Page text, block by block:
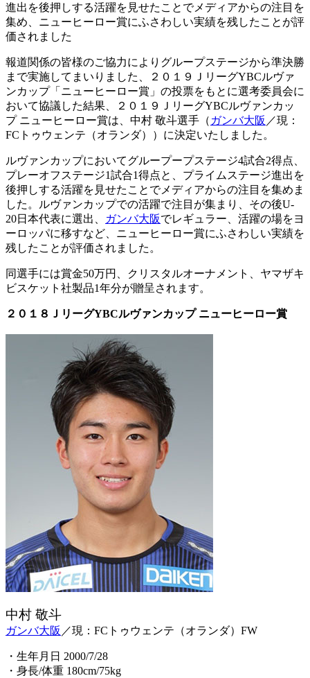
進出を後押しする活躍を見せたことでメディアからの注目を
集め、ニューヒーロー賞にふさわしい実績を残したことが評
価されました
報道関係の皆様のご協力によりグループステージから準決勝
まで実施してまいりました、２０１９ＪリーグYBCルヴァ
ンカップ「ニューヒーロー賞」の投票をもとに選考委員会に
おいて協議した結果、２０１９ＪリーグYBCルヴァンカッ
プ ニューヒーロー賞は、中村 敬斗選手（ ガンバ大阪 ／現：
FCトゥウェンテ（オランダ））に決定いたしました。
ルヴァンカップにおいてグループープステージ4試合2得点、
プレーオフステージ1試合1得点と、プライムステージ進出を
後押しする活躍を見せたことでメディアからの注目を集めま
した。ルヴァンカップでの活躍で注目が集まり、その後U-
20日本代表に選出、
ガンバ大阪でレギュラー、活躍の場をヨ
ーロッパに移すなど、ニューヒーロー賞にふさわしい実績を
残したことが評価されました。
同選手には賞金50万円、クリスタルオーナメント、ヤマザキ
ビスケット社製品1年分が贈呈されます。
２０１８ＪリーグYBCルヴァンカップ ニューヒーロー賞
中村 敬斗
ガンバ大阪 ／現：FCトゥウェンテ（オランダ）FW
・生年月日 2000/7/28
・身長/体重 180cm/75kg